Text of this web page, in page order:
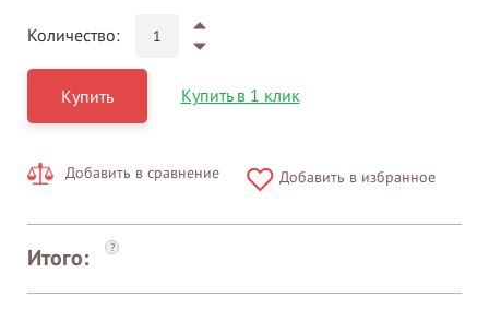
Количество:
Купить Купить в 1 клик
Добавить в сравнение Добавить в избранное
Итого: ?